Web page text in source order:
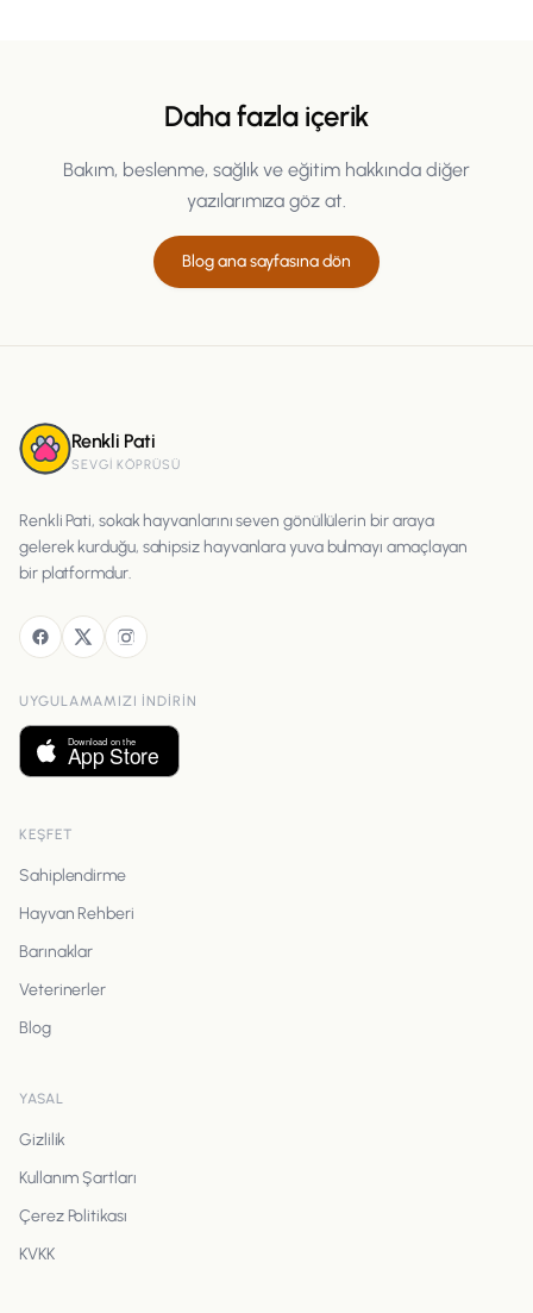
Daha fazla içerik
Bakım, beslenme, sağlık ve eğitim hakkında diğer
yazılarımıza göz at.
Blog ana sayfasına dön
Renkli Pati
SEVGI KÖPRÜSÜ
Renkli Pati, sokak hayvanlarını seven gönüllülerin bir araya
gelerek kurduğu, sahipsiz hayvanlara yuva bulmayı amaçlayan
bir platformdur.
UYGULAMAMIZI INDIRIN
KEŞFET
Sahiplendirme
Hayvan Rehberi
Barınaklar
Veterinerler
Blog
YASAL
Gizlilik
Kullanım Şartları
Çerez Politikası
KVKK